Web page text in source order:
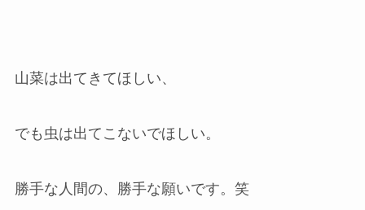
山菜は出てきてほしい、
でも虫は出てこないでほしい。
勝手な人間の、勝手な願いです。笑